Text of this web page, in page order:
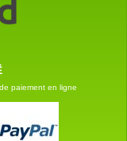
paiement en ligne